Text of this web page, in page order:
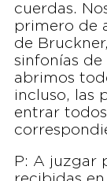
cuerdas.
primero de
de
sinfonías
abrimos
incluso, las
entrar
P: A juzgar